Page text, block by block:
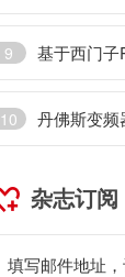
9
10
杂志订阅
填写邮件地址